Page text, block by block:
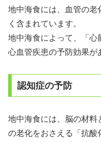
地中海食には、血管の老
く含まれています。
地中海食によって、「心
心血管疾患の予防効果が
認知症の予防
地中海食には、脳の材料
の老化をおさえる「抗酸